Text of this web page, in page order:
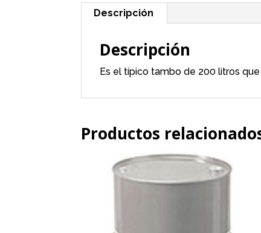
Descripción
Descripción
Es el típico tambo de 200 litros
Productos